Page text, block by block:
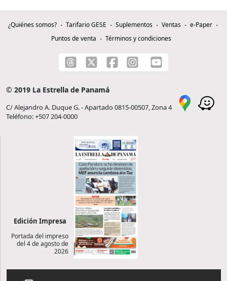
¿Quiénes somos? Tarifario GESE Suplementos Ventas
e-Paper
Puntos de venta
Términos y condiciones
© 2019 La Estrella de Panamá
C/ Alejandro A. Duque G. - Apartado 0815-00507, Zona 4
Teléfono: +507 204-0000
Edición Impresa
Portada del impreso
del 4 de agosto de
2026